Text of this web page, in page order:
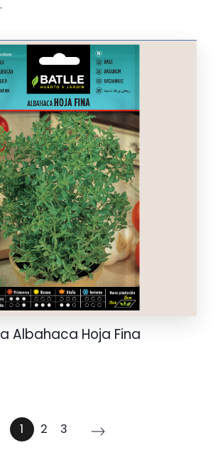
Albahaca Hoja Fina
1 2 3